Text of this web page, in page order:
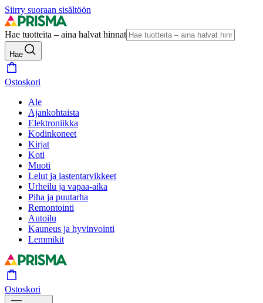
Siirry suoraan sisältöön
Hae tuotteita – aina halvat hinnat
Hae
Ostoskori
Ale
Ajankohtaista
Elektroniikka
Kodinkoneet
Kirjat
Koti
Muoti
Lelut ja lastentarvikkeet
Urheilu ja vapaa-aika
Piha ja puutarha
Remontointi
Autoilu
Kauneus ja hyvinvointi
Lemmikit
Ostoskori